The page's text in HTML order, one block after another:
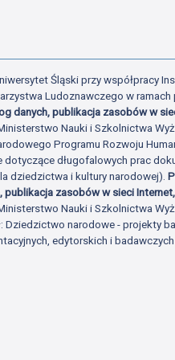
Śląski przy współpracy
Ludoznawczego w
danych, publikacja zasobów w
Nauki i Szkolnictwa
Programu Rozwoju
dotyczące długofalowych prac
dziedzictwa i kultury narodowej).
zasobów w sieci
Nauki i Szkolnictwa
Dziedzictwo narodowe - projekty
edytorskich i